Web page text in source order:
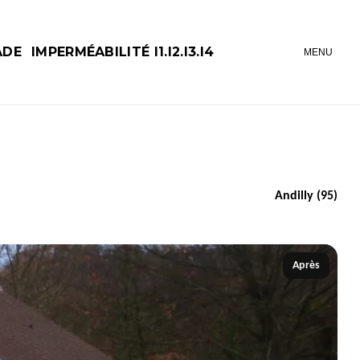
IMPERMÉABILITÉ I1.I2.I3.I4 MENU
Andilly (95)
Après